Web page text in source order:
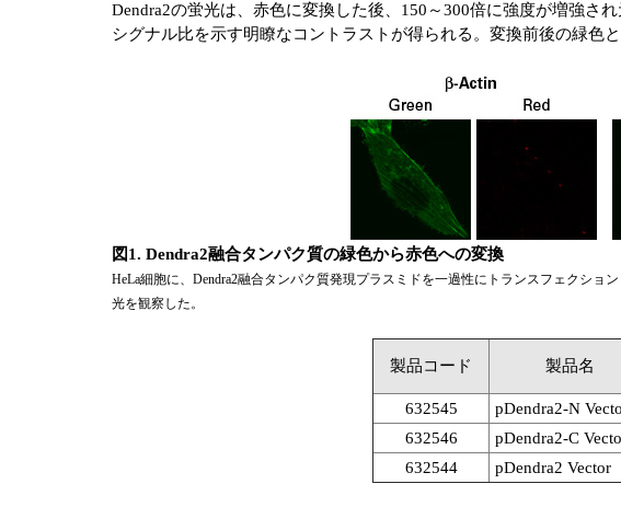
Dendra2の蛍光は、赤色に変換した後、150～300倍に強度が増強さ
シグナル比を示す明瞭なコントラストが得られる。変換前後の緑色
図1. Dendra2融合タンパク質の緑色から赤色への変換
HeLa細胞に、Dendra2融合タンパク質発現プラスミドを一過性にトランスフェクシ
光を観察した。
製品コード 製品名
632545
pDendra2-N
632546
pDendra2-C
632544
pDendra2 Vector